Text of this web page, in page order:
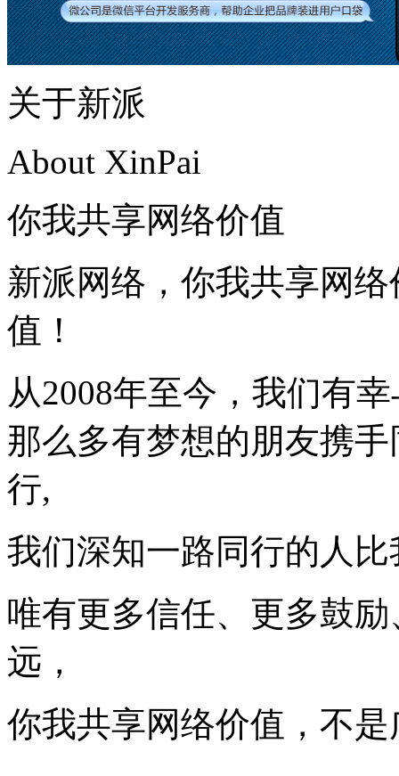
关于新派
About XinPai
你我共享网络价值
新派网络，你我共享网络
值！
从2008年至今，我们有
那么多有梦想的朋友携手
行,
我们深知一路同行的人
唯有更多信任、更多鼓
远，
你我共享网络价值，不